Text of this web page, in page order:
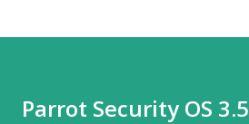
Parrot Security OS 3.5